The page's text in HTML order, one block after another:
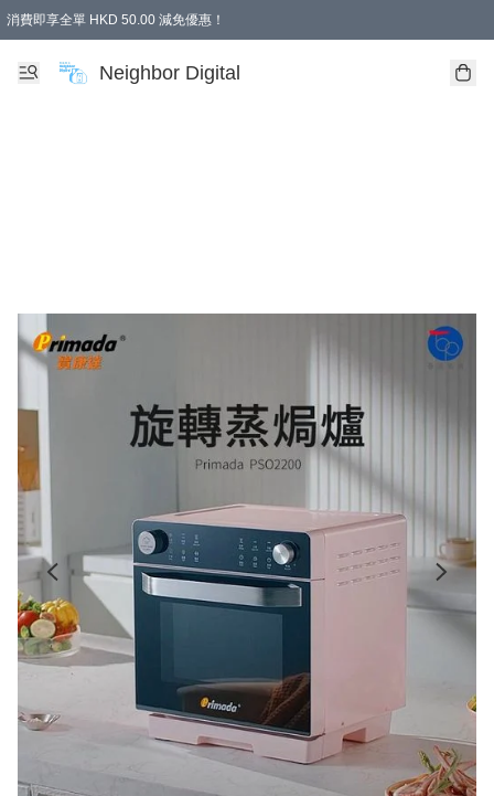
消費即享全單 HKD 50.00 減免優惠！
Neighbor Digital